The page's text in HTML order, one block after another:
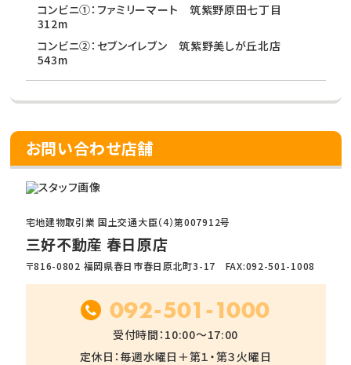
コンビニ①：ファミリーマート 筑紫野原田七丁目
312m
コンビニ②：セブンイレブン 筑紫野美しが丘北店
543m
お問い合わせ店舗
宅地建物取引業 国土交通大臣（4）第007912号
三好不動産 春日原店
〒816-0802 福岡県春日市春日原北町3-17 FAX:092-501-1008
092-501-1000
受付時間：10:00～17:00
定休日：毎週水曜日＋第１・第３火曜日